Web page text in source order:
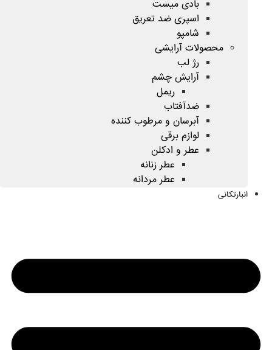
بادی میست
اسپری ضد تعریق
شامپو
محصولات آرایشی
رژ لب
آرایش چشم
ریمل
ضدآفتاب
آبرسان و مرطوب کننده
لوازم برقی
عطر و ادکلن
عطر زنانه
عطر مردانه
انبارتکانی